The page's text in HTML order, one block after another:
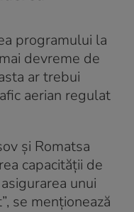
programului la
devreme de
ar trebui
aerian regulat
și Romatsa
capacității de
unui
se menționează